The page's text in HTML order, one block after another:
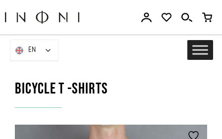
Bicycle t -shirts
EN
EN